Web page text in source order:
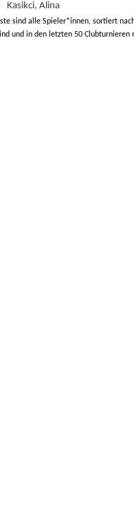
Kasikci, Alina
sind alle Spieler*innen, sortiert
und in den letzten 50 Clubturnieren